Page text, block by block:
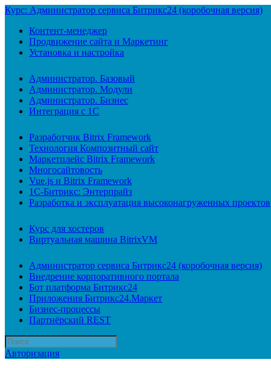
Курс: Администратор сервиса Битрикс24 (коробочная версия)
Контент-менеджер
Продвижение сайта и Маркетинг
Установка и настройка
Администратор. Базовый
Администратор. Модули
Администратор. Бизнес
Интеграция с 1С
Разработчик Bitrix Framework
Технология Композитный сайт
Маркетплейс Bitrix Framework
Многосайтовость
Vue.js и Bitrix Framework
1С-Битрикс: Энтерпрайз
Разработка и эксплуатация высоконагруженных проектов
Курс для хостеров
Виртуальная машина BitrixVM
Администратор сервиса Битрикс24 (коробочная версия)
Внедрение корпоративного портала
Бот платформа Битрикс24
Приложения Битрикс24.Маркет
Бизнес-процессы
Партнёрский REST
Авторизация